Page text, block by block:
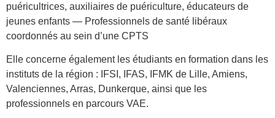
puéricultrices, auxiliaires de puériculture, éducateurs de
jeunes enfants — Professionnels de santé libéraux
coordonnés au sein d’une CPTS
Elle concerne également les étudiants en formation dans les
instituts de la région : IFSI, IFAS, IFMK de Lille, Amiens,
Valenciennes, Arras, Dunkerque, ainsi que les
professionnels en parcours VAE.